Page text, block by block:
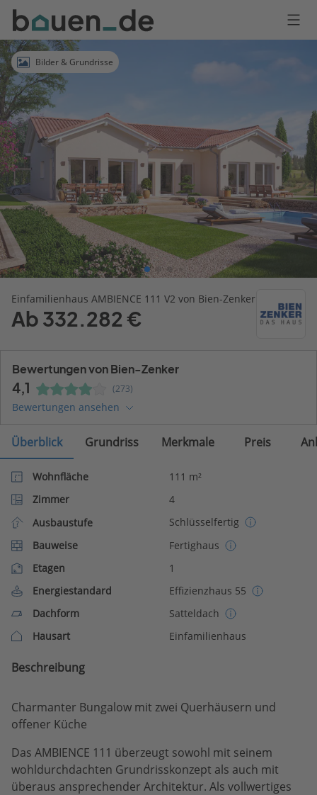
Bauen
Logo
AnmeldenBilder & Grundrisse
Einfamilienhaus AMBIENCE 111 V2 von Bien-Zenker
Ab 332.282 €
Bewertungen von Bien-Zenker
4,1 (273)
Bewertungen ansehen
Überblick Grundriss Merkmale Preis
Wohnfläche
111 m²
Zimmer
4
Ausbaustufe
Schlüsselfertig
Bauweise
Fertighaus
Etagen
1
Energiestandard
Effizienzhaus 55
Dachform
Satteldach
Hausart
Einfamilienhaus
Beschreibung
Charmanter Bungalow mit zwei Querhäusern und
offener Küche
Das AMBIENCE 111 überzeugt sowohl mit seinem
wohldurchdachten Grundrisskonzept als auch mit
überaus ansprechender Architektur. Als vollwertiges